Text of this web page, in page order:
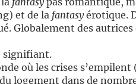
et de la fantasyérotique.
Globalement des autrices
signifiant.
où les crises
logement dans de